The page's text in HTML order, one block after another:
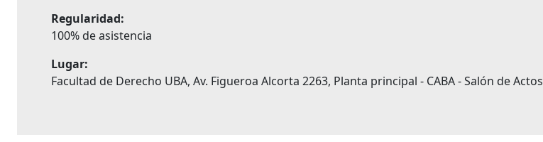
Regularidad:
100% de asistencia
Lugar:
Facultad de Derecho UBA, Av. Figueroa Alcorta 2263, Planta principal - CABA - Salón de Actos